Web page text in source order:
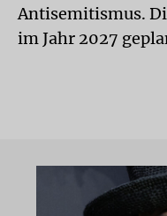
Antisemitismus.
im Jahr 2027